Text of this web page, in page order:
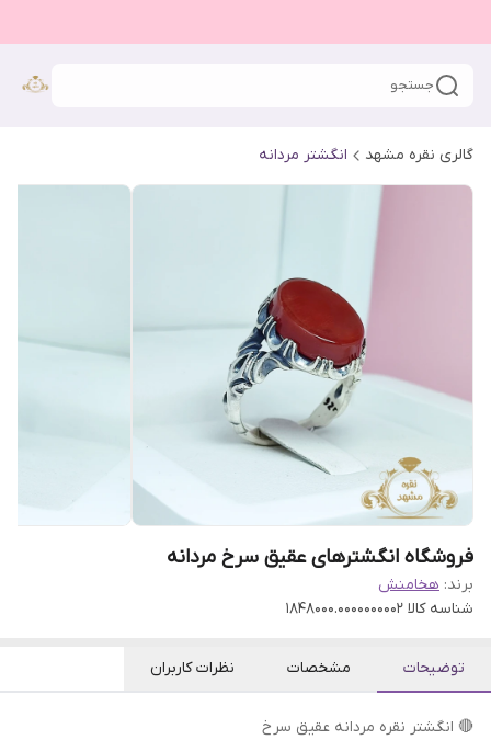
جستجو
گالری نقره مشهد انگشتر مردانه
فروشگاه انگشترهای عقیق سرخ مردانه
برند: هخامنش
شناسه کالا 1848000.0000000002
توضیحات مشخصات نظرات کاربران
🔴 انگشتر نقره مردانه عقیق سرخ